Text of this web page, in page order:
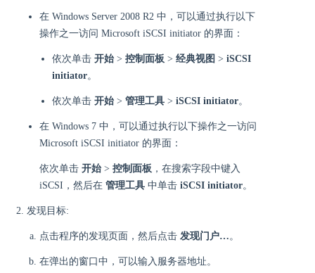
在 Windows Server 2008 R2 中，可以通过执行以下
操作之一访问 Microsoft iSCSI initiator 的界面：
依次单击 开始 > 控制面板 > 经典视图 > iSCSI
initiator。
依次单击 开始 > 管理工具 > iSCSI initiator。
在 Windows 7 中，可以通过执行以下操作之一访问
Microsoft iSCSI initiator 的界面：
依次单击 开始 > 控制面板 ，在搜索字段中键入
iSCSI，然后在 管理工具 中单击 iSCSI initiator。
发现目标:
点击程序的发现页面，然后点击 发现门户…​ 。
在弹出的窗口中，可以输入服务器地址。